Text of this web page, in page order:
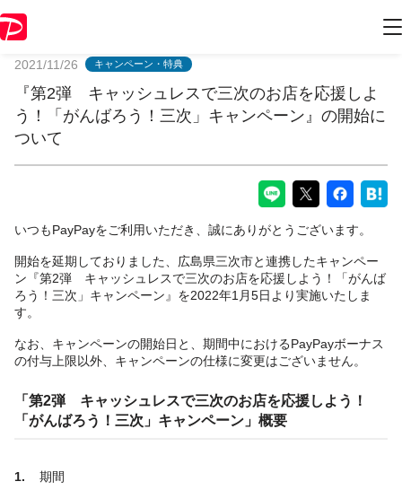
2021/11/26 キャンペーン・特典
『第2弾 キャッシュレスで三次のお店を応援しよ
う！「がんばろう！三次」キャンペーン』の開始に
ついて
いつもPayPayをご利用いただき、誠にありがとうございます。
開始を延期しておりました、広島県三次市と連携したキャンペー
ン『第2弾 キャッシュレスで三次のお店を応援しよう！「がんば
ろう！三次」キャンペーン』を2022年1月5日より実施いたしま
す。
なお、キャンペーンの開始日と、期間中におけるPayPayボーナス
の付与上限以外、キャンペーンの仕様に変更はございません。
「第2弾 キャッシュレスで三次のお店を応援しよう！
「がんばろう！三次」キャンペーン」概要
期間